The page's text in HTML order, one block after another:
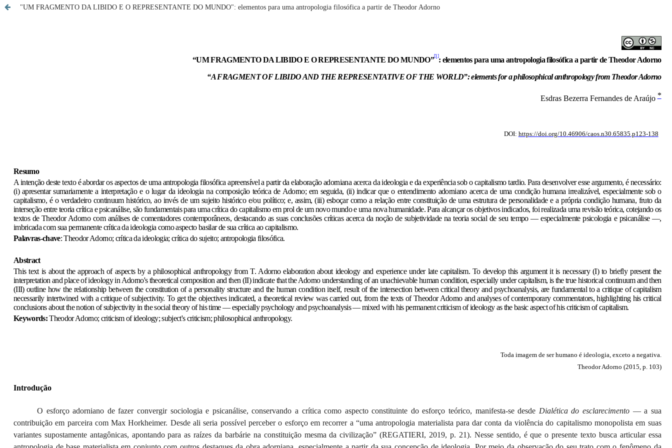
"UM FRAGMENTO DA LIBIDO E O REPRESENTANTE DO MUNDO": elementos para uma antropologia filosófica a partir de Theodor Adorno